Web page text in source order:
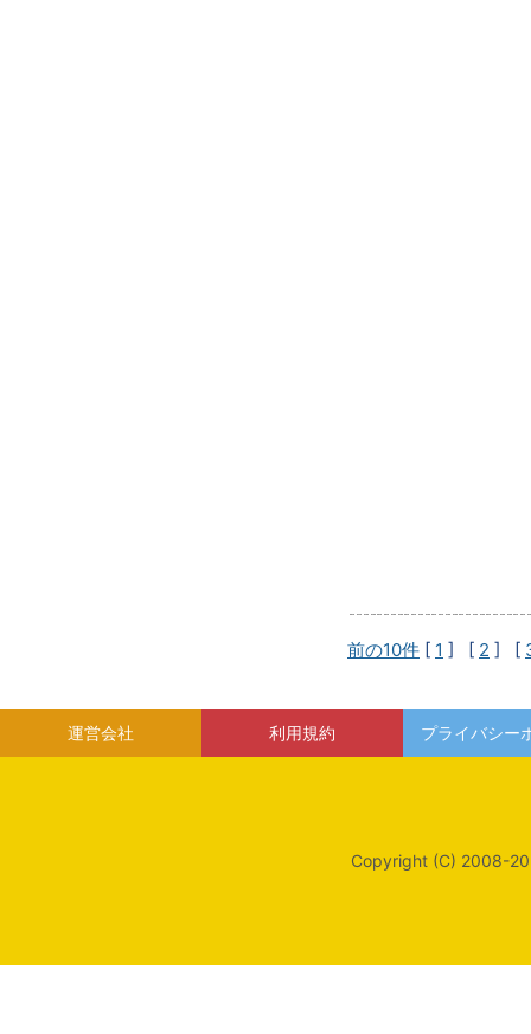
前の10件 [ 1 ] [ 2 ] [
運営会社 利用規約 プライバシー
Copyright (C) 2008-